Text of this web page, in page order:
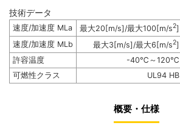
技術データ
速度/加速度 MLa 最大20[m/s]/最大100[m/s2]
速度/加速度 MLb
最大3[m/s]/最大6[m/s2]
許容温度
-40℃～120℃
可燃性クラス
UL94 HB
概要・仕様